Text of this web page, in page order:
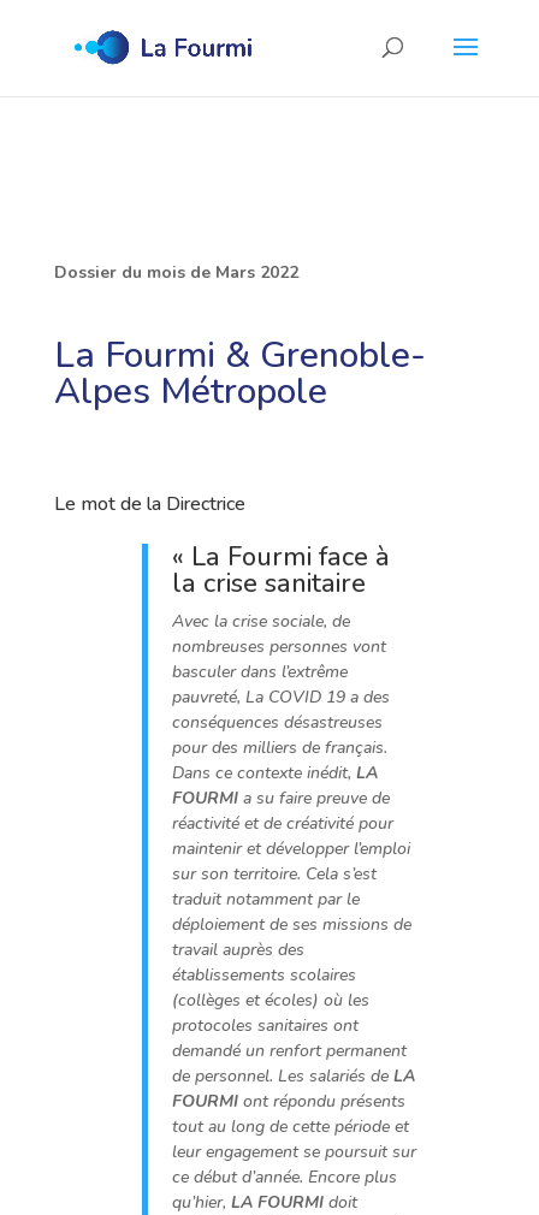
Dossier du mois de Mars 2022
La Fourmi & Grenoble-
Alpes Métropole
Le mot de la Directrice
« La Fourmi face à
la crise sanitaire
Avec la crise sociale, de
nombreuses personnes vont
basculer dans l’extrême
pauvreté, La COVID 19 a des
conséquences désastreuses
pour des milliers de français.
Dans ce contexte inédit, LA
FOURMIa su faire preuve de
réactivité et de créativité pour
maintenir et développer l’emploi
sur son territoire. Cela s’est
traduit notamment par le
déploiement de ses missions de
travail auprès des
établissements scolaires
(collèges et écoles) où les
protocoles sanitaires ont
demandé un renfort permanent
de personnel. Les salariés de LA
FOURMIont répondu présents
tout au long de cette période et
leur engagement se poursuit sur
ce début d’année. Encore plus
qu’hier, LA FOURMIdoit